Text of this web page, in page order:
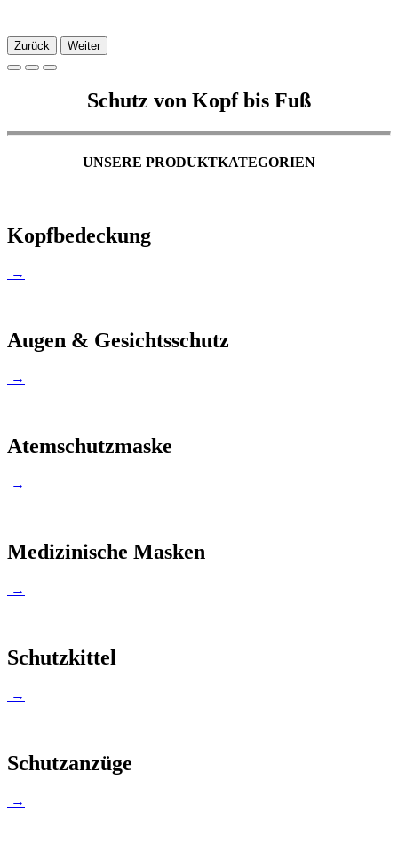
Zurück Weiter
Schutz von Kopf bis Fuß
UNSERE PRODUKTKATEGORIEN
Kopfbedeckung
→
Augen & Gesichtsschutz
→
Atemschutzmaske
→
Medizinische Masken
→
Schutzkittel
→
Schutzanzüge
→